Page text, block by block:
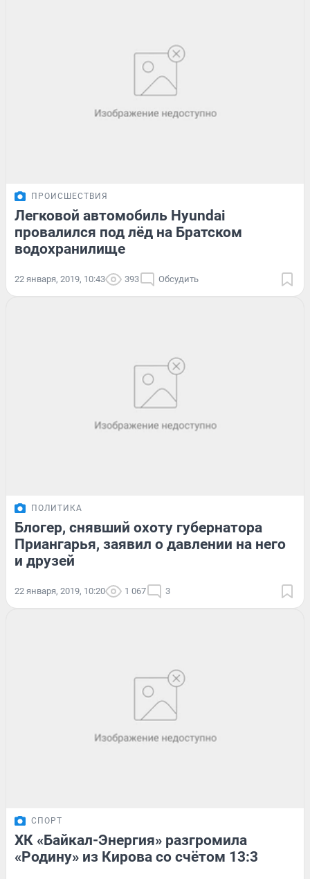
ПРОИСШЕСТВИЯ
Легковой автомобиль Hyundai
провалился под лёд на Братском
водохранилище
22 января, 2019, 10:43 393 Обсудить
ПОЛИТИКА
Блогер, снявший охоту губернатора
Приангарья, заявил о давлении на него
и друзей
22 января, 2019, 10:20 1 067 3
СПОРТ
ХК «Байкал-Энергия» разгромила
«Родину» из Кирова со счётом 13:3